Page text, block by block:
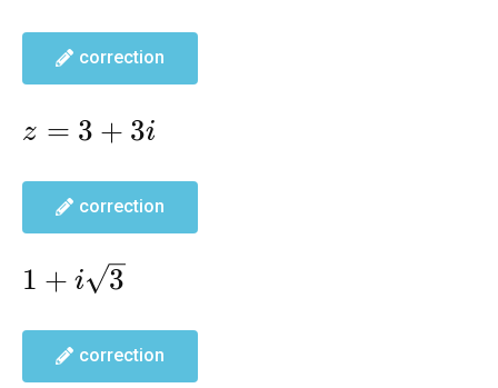
correction
z=3+3i
z = 3 + 3i
correction
1+i\sqrt{3}
1 + i 3
correction